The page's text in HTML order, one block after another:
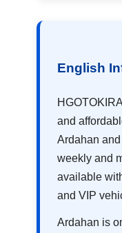
English
and
Ardahan
weekly and
available
and VIP
Ardahan is